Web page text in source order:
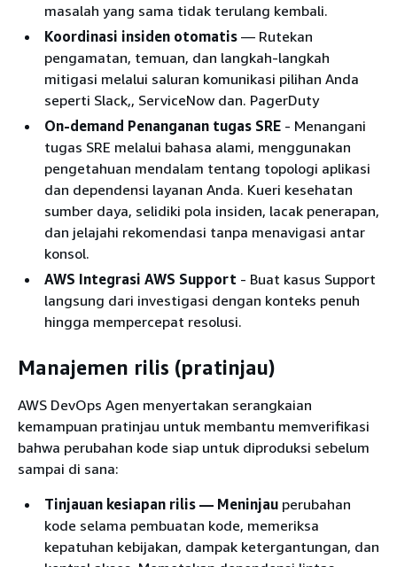
masalah yang sama tidak terulang kembali.
Koordinasi insiden otomatis — Rutekan
pengamatan, temuan, dan langkah-langkah
mitigasi melalui saluran komunikasi pilihan Anda
seperti Slack,, ServiceNow dan. PagerDuty
On-demand Penanganan tugas SRE - Menangani
tugas SRE melalui bahasa alami, menggunakan
pengetahuan mendalam tentang topologi aplikasi
dan dependensi layanan Anda. Kueri kesehatan
sumber daya, selidiki pola insiden, lacak penerapan,
dan jelajahi rekomendasi tanpa menavigasi antar
konsol.
AWS Integrasi AWS Support - Buat kasus Support
langsung dari investigasi dengan konteks penuh
hingga mempercepat resolusi.
Manajemen rilis (pratinjau)
AWS DevOps Agen menyertakan serangkaian
kemampuan pratinjau untuk membantu memverifikasi
bahwa perubahan kode siap untuk diproduksi sebelum
sampai di sana:
Tinjauan kesiapan rilis — Meninjau perubahan
kode selama pembuatan kode, memeriksa
kepatuhan kebijakan, dampak ketergantungan, dan